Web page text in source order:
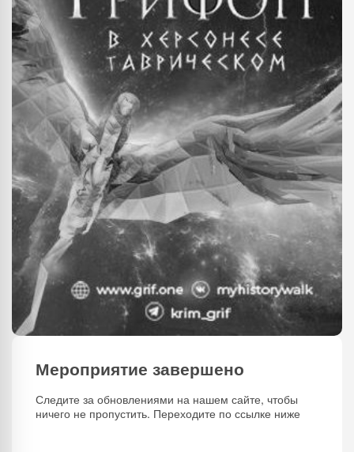
Мероприятие завершено
Следите за обновлениями на нашем сайте, чтобы
ничего не пропустить. Переходите по ссылке ниже